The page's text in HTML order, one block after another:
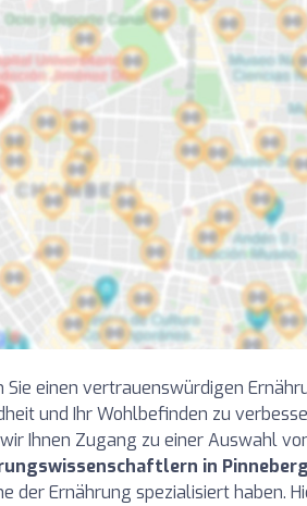
Sie einen vertrauenswürdigen
und Ihr Wohlbefinden zu
Ihnen Zugang zu einer Auswahl
in
der Ernährung spezialisiert haben.